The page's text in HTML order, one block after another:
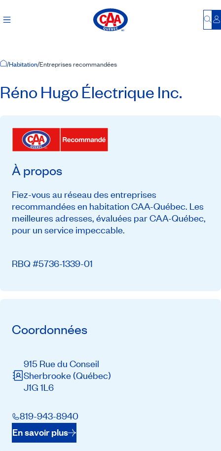
Accueil
/Habitation/Entreprises recommandées
Réno Hugo Électrique Inc.
À propos
Fiez-vous au réseau des entreprises
recommandées en habitation CAA-Québec. Les
meilleures adresses, évaluées par CAA-Québec,
pour un service impeccable.
RBQ #5736-1339-01
Coordonnées
915 Rue du Conseil
Sherbrooke(Québec)
J1G 1L6
819-943-8940
En savoir plus